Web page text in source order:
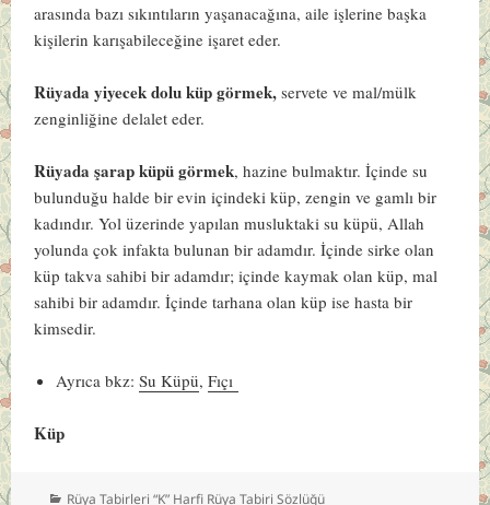
arasında bazı sıkıntıların yaşanacağına, aile işlerine başka
kişilerin karışabileceğine işaret eder.
Rüyada yiyecek dolu küp görmek, servete ve mal/mülk
zenginliğine delalet eder.
Rüyada şarap küpü görmek, hazine bulmaktır. İçinde su
bulunduğu halde bir evin içindeki küp, zengin ve gamlı bir
kadındır. Yol üzerinde yapılan musluktaki su küpü, Allah
yolunda çok infakta bulunan bir adamdır. İçinde sirke olan
küp takva sahibi bir adamdır; içinde kaymak olan küp, mal
sahibi bir adamdır. İçinde tarhana olan küp ise hasta bir
kimsedir.
Ayrıca bkz:Su Küpü,Fıçı
Küp
Kategoriler
Rüya Tabirleri “K” Harfi Rüya Tabiri Sözlüğü